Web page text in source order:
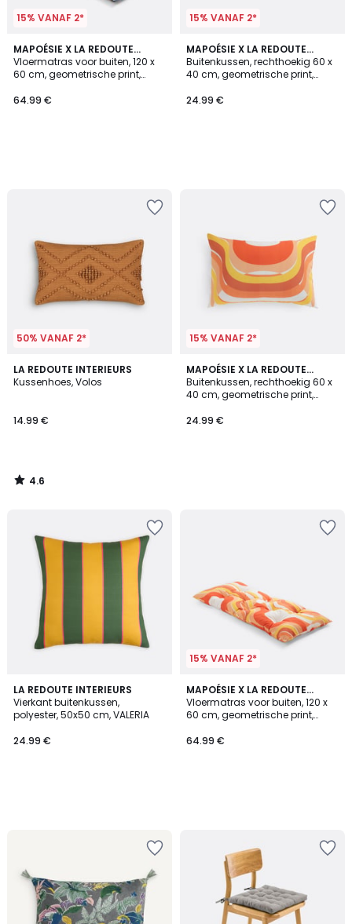
15% VANAF 2*
MAPOÉSIE X LA REDOUTE
INTÉRIEURS
Vloermatras voor buiten, 120 x
60 cm, geometrische print,
64.99 €
15% VANAF 2*
MAPOÉSIE X LA REDOUTE
INTÉRIEURS
Buitenkussen, rechthoekig 60 x
40 cm, geometrische print,
24.99 €
50% VANAF 2*
LA REDOUTE INTERIEURS
Kussenhoes, Volos
14.99 €
4.6
/ 5
4.6
/
15% VANAF 2*
MAPOÉSIE X LA REDOUTE
INTÉRIEURS
Buitenkussen, rechthoekig 60 x
40 cm, geometrische print,
24.99 €
LA REDOUTE INTERIEURS
Vierkant buitenkussen,
polyester, 50x50 cm, VALERIA
24.99 €
15% VANAF 2*
MAPOÉSIE X LA REDOUTE
INTÉRIEURS
Vloermatras voor buiten, 120 x
60 cm, geometrische print,
64.99 €